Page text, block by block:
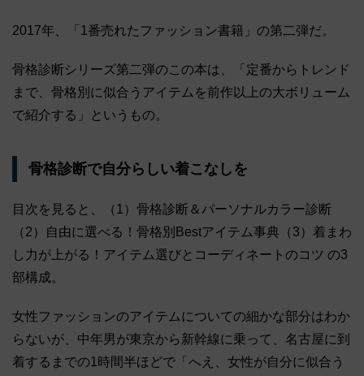
2017年、「1番売れたファッション書籍」の第二弾だ。
骨格診断シリーズ第二弾のこの本は、「定番からトレンド
まで、骨格別に似合うアイテムを前作以上の大ボリューム
で紹介する」というもの。
骨格診断で自分らしい着こなしを
目次を見ると、（1）骨格診断＆パーソナルカラー診断
（2）自由に選べる！骨格別Bestアイテム事典（3）着まわ
し力が上がる！アイテム選びとコーディネートのコツ の3
部構成。
女性ファッションのアイテムについての細かな部分はわか
らないが、中年男が東京から新幹線に乗って、名古屋に到
着するまでの1時間半ほどで「へえ、女性が自分に似合う